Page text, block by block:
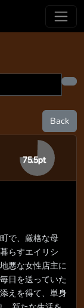
Back
75.5pt
で、厳格な母
らすエイリシ
悪な女性店主に
日を送っていた
えを得て、単身